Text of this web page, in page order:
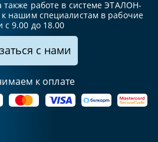
также работе в системе ЭТАЛОН-
к нашим специалистам в рабочие
с 9.00 до 18.00
с нами
к оплате